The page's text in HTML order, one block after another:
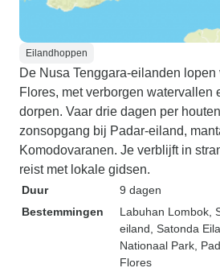
Eilandhoppen
De Nusa Tenggara-eilanden lopen
Flores, met verborgen watervallen
dorpen. Vaar drie dagen per
zonsopgang bij Padar-eiland,
Komodovaranen. Je verblijft in
reist met lokale gidsen.
Duur
9 dagen
Bestemmingen
Labuhan Lombok ,
eiland , Satonda
Nationaal Park ,
Flores